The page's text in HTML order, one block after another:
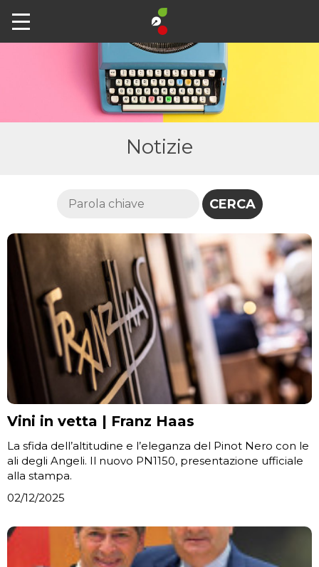
Notizie
Vini in vetta | Franz Haas
La sfida dell’altitudine e l’eleganza del Pinot Nero con le
ali degli Angeli. Il nuovo PN1150, presentazione ufficiale
alla stampa.
02/12/2025